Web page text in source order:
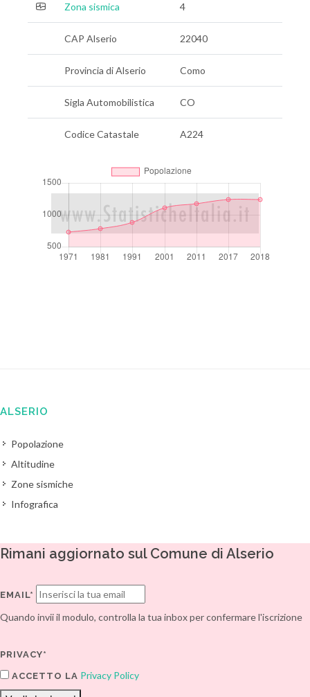
Zona sismica 4
CAP Alserio 22040
Provincia di Alserio Como
Sigla Automobilistica CO
Codice Catastale A224
ALSERIO
Popolazione
Altitudine
Zone sismiche
Infografica
Rimani aggiornato sul Comune di Alserio
EMAIL*
Quando invii il modulo, controlla la tua inbox per confermare l'iscrizione
PRIVACY*
ACCETTO LA Privacy Policy